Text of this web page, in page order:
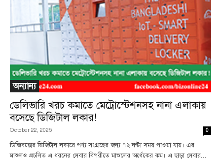
অন্যান্য
ডেলিভারি খরচ কমাতে মেট্রোস্টেশনসহ নানা এলাকায়
বসেছে ডিজিটাল লকার!
October 22, 2025 0
ডিজিবক্সের ডিজিটাল লকারে পণ্য সংগ্রহের জন্য ৭২ ঘণ্টা সময় পাওয়া যায়। এর
মাশুলও প্রচলিত এ ধরনের সেবার বিপরীতে মাশুলের অর্ধেকের কম। এ ছাড়া সেবার...